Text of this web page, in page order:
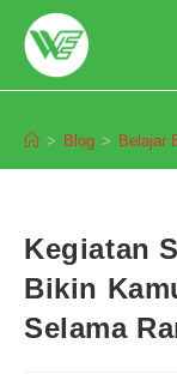
content
> Blog > Belajar
Kegiatan
Bikin
Selama